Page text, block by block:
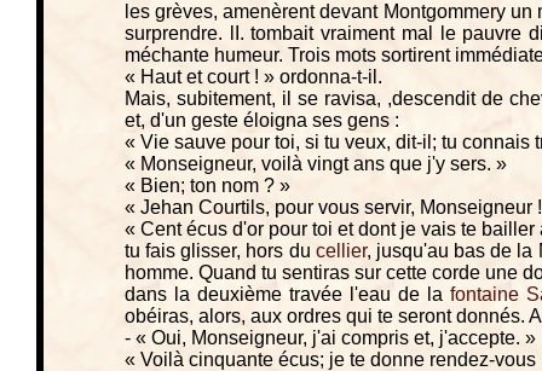
les grèves, amenèrent devant Montgommery
surprendre. lI. tombait vraiment mal le pauvre
méchante humeur. Trois mots sortirent
« Haut et court ! » ordonna-t-il.
Mais, subitement, il se ravisa, ,descendit de
et, d'un geste éloigna ses gens :
« Vie sauve pour toi, si tu veux, dit-il; tu connais
« Monseigneur, voilà vingt ans que j'y sers. »
« Bien; ton nom ? »
« Jehan Courtils, pour vous servir, Monseigneur
« Cent écus d'or pour toi et dont je vais te
tu fais glisser, hors du cellier, jusqu'au bas de la
homme. Quand tu sentiras sur cette corde une
dans la deuxième travée l'eau de la fontaine
obéiras, alors, aux ordres qui te seront donnés.
- « Oui, Monseigneur, j'ai compris et, j'accepte. »
« Voilà cinquante écus; je te donne rendez-vous